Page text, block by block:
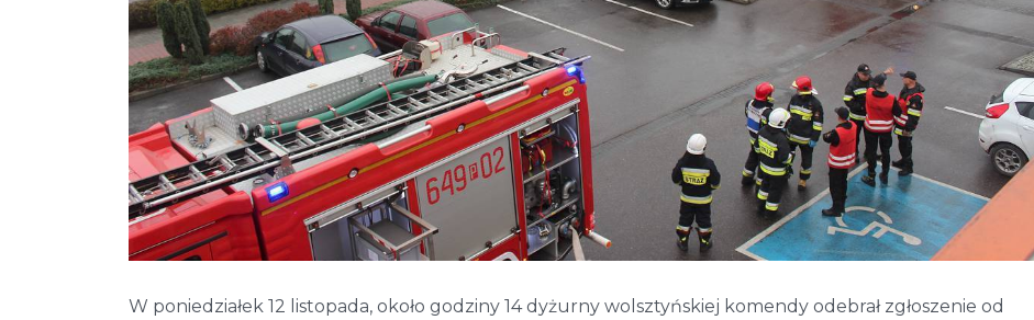
W poniedziałek 12 listopada, około godziny 14 dyżurny wolsztyńskiej komendy odebrał zgłoszenie od